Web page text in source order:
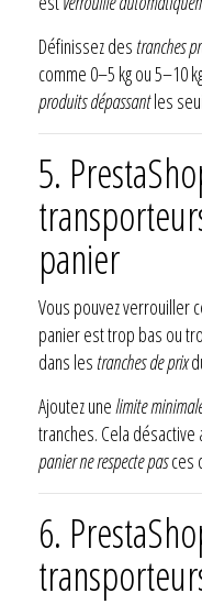
Définissez destranches
comme 0–5 kg ou 5–10
produits dépassantles
5.
panier
Vous pouvez verrouiller
panier est trop bas ou
dans lestranches de prix
Ajoutez une limite
tranches. Cela
panier ne respecte pasces
6.